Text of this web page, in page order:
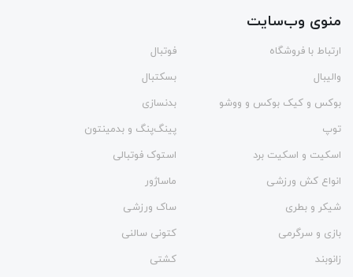
منوی وب‌سایت
ارتباط با فروشگاه
فوتبال
والیبال
بسکتبال
بوکس و کیک بوکس و ووشو
بدنسازی
توپ
پینگ‌پنگ و بدمينتون
اسکیت و اسکیت برد
استوک فوتبالی
انواع کش ورزشی
ماساژور
شیکر و بطری
ساک ورزشی
بازی و سرگرمی
کتونی سالنی
زانوبند
کشتی